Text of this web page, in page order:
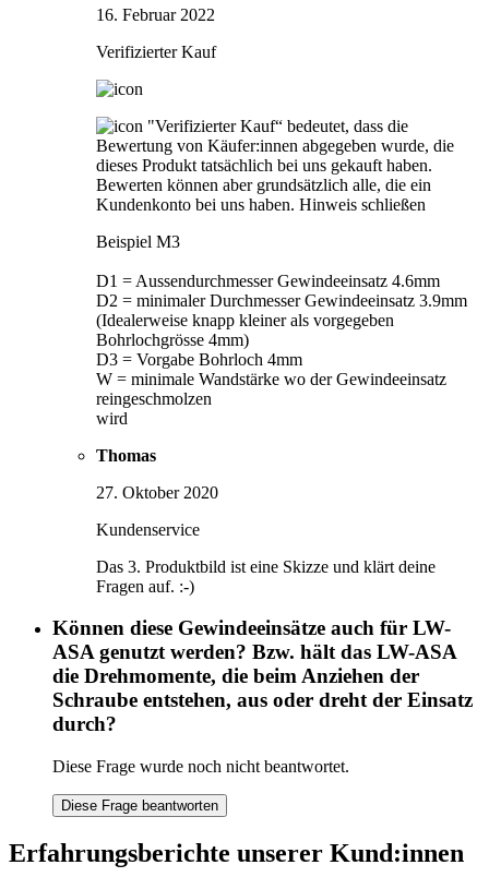
16. Februar 2022
Verifizierter Kauf
"Verifizierter Kauf“ bedeutet, dass die
Bewertung von Käufer:innen abgegeben wurde, die
dieses Produkt tatsächlich bei uns gekauft haben.
Bewerten können aber grundsätzlich alle, die ein
Kundenkonto bei uns haben. Hinweis schließen
Beispiel M3
D1 = Aussendurchmesser Gewindeeinsatz 4.6mm
D2 = minimaler Durchmesser Gewindeeinsatz 3.9mm
(Idealerweise knapp kleiner als vorgegeben
Bohrlochgrösse 4mm)
D3 = Vorgabe Bohrloch 4mm
W = minimale Wandstärke wo der Gewindeeinsatz
reingeschmolzen
wird
Thomas
27. Oktober 2020
Kundenservice
Das 3. Produktbild ist eine Skizze und klärt deine
Fragen auf. :-)
Können diese Gewindeeinsätze auch für LW-
ASA genutzt werden? Bzw. hält das LW-ASA
die Drehmomente, die beim Anziehen der
Schraube entstehen, aus oder dreht der Einsatz
durch?
Diese Frage wurde noch nicht beantwortet.
Diese Frage beantworten
Erfahrungsberichte unserer Kund:innen